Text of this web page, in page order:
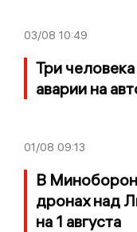
03/08 10:49
Три
аварии на
01/08 09:13
В
дронах над
на 1 августа